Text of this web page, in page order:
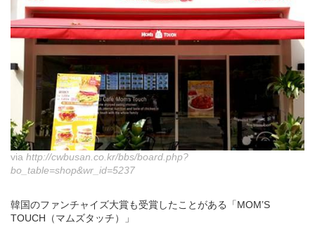
via http://cwbusan.co.kr/bbs/board.php?
bo_table=shop&wr_id=5237
韓国のファンチャイズ大賞も受賞したことがある「MOM’S
TOUCH（マムズタッチ）」